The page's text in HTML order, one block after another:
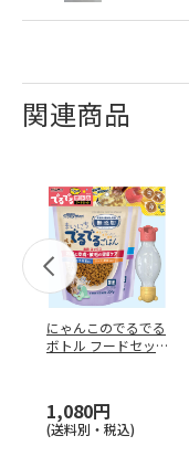
関連商品
にゃんこのでるでる
ボトル フードセッ
1,080円
(送料別・税込)